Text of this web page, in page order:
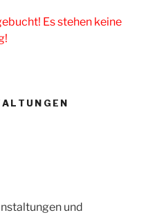
Es stehen keine
und